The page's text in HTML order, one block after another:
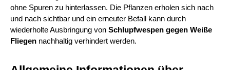
ohne Spuren zu hinterlassen. Die Pflanzen erholen sich nach
und nach sichtbar und ein erneuter Befall kann durch
wiederholte Ausbringung von Schlupfwespen gegen Weiße
Fliegen nachhaltig verhindert werden.